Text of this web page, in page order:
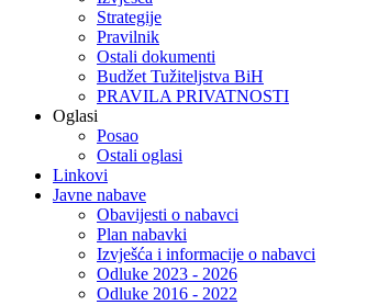
Strategije
Pravilnik
Ostali dokumenti
Budžet Tužiteljstva BiH
PRAVILA PRIVATNOSTI
Oglasi
Posao
Ostali oglasi
Linkovi
Javne nabave
Obavijesti o nabavci
Plan nabavki
Izvješća i informacije o nabavci
Odluke 2023 - 2026
Odluke 2016 - 2022